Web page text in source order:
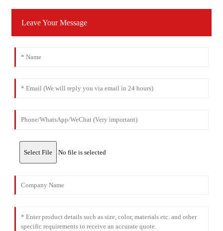
Leave Your Message
Select File No file is selected